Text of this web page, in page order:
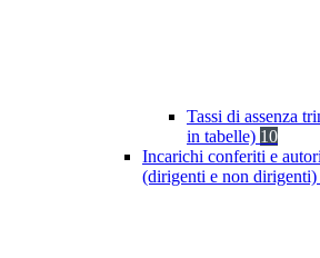
Tassi di assenza
in tabelle) 10
Incarichi conferiti e
(dirigenti e non dirigenti)